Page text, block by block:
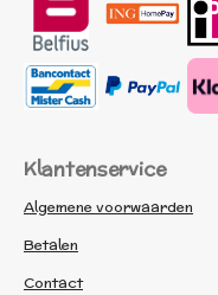
Klantenservice
Algemene voorwaarden
Betalen
Contact